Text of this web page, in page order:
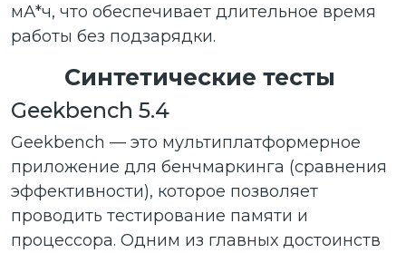
мА*ч, что обеспечивает длительное время
работы без подзарядки.
Синтетические тесты
Geekbench 5.4
Geekbench — это мультиплатформерное
приложение для бенчмаркинга (сравнения
эффективности), которое позволяет
проводить тестирование памяти и
процессора. Одним из главных достоинств